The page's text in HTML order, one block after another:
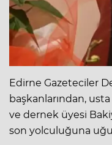
Edirne Gazeteciler
başkanlarından, usta
ve dernek üyesi
son yolculuğuna